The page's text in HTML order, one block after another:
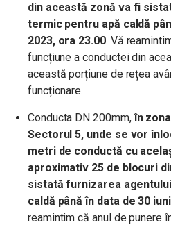
din această zonă va fi
termic pentru apă caldă
2023, ora 23.00. Vă
funcțiune a conductei din
această porțiune de rețea
funcționare.
Conducta DN 200mm,în
Sectorul 5, unde se vor
metri de conductă cu
aproximativ 25 de blocuri
sistată furnizarea
caldă până în data de 30
reamintim că anul de punere